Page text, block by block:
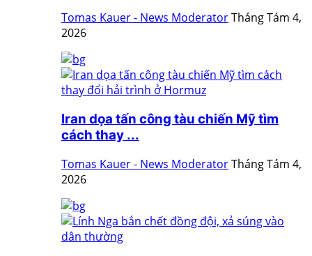
Tomas Kauer - News ModeratorTháng Tám 4,
2026
Iran dọa tấn công tàu chiến Mỹ tìm
cách thay ...
Tomas Kauer - News ModeratorTháng Tám 4,
2026